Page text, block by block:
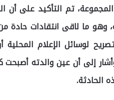
تم التأكيد على
وهو ما لاقى انتقادات
لوسائل الإعلام
يوان، وأشار إلى أن عين والدته
الحادثة.